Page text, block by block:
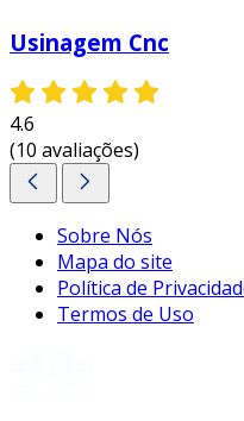
Usinagem Cnc
4.6
(10 avaliações)
Sobre Nós
Mapa do site
Política de
Termos de Uso